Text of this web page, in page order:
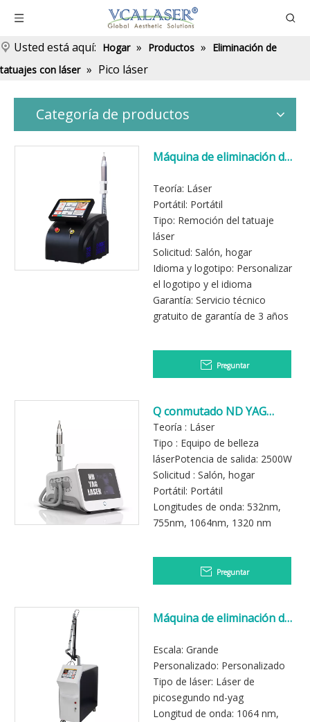
Usted está aquí: Hogar » Productos » Eliminación de
tatuajes con láser » Pico láser
Categoría de productos
Máquina de eliminación del
la FDA
Teoría: Láser
Portátil: Portátil
Tipo: Remoción del tatuaje
láser
Solicitud: Salón, hogar
Idioma y logotipo: Personalizar
el logotipo y el idioma
Garantía: Servicio técnico
gratuito de garantía de 3 años
Preguntar
Q conmutado ND YAG
Láser Desmontaje de
tatuaje Pico Máquina láser
Teoría : Láser
Tipo : Equipo de belleza
láserPotencia de salida: 2500W
Solicitud : Salón, hogar
Portátil: Portátil
Longitudes de onda: 532nm,
755nm, 1064nm, 1320 nm
Preguntar
Máquina de eliminación de
picoplus
Escala: Grande
Personalizado: Personalizado
Tipo de láser: Láser de
picosegundo nd-yag
Longitud de onda: 1064 nm,